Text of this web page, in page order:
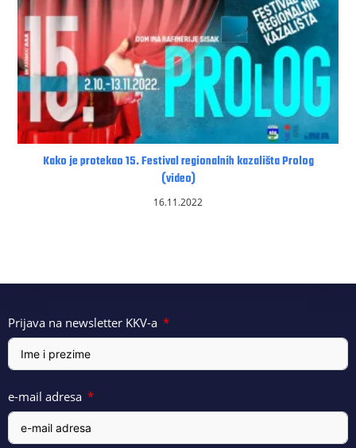
Kako je protekao 15. Festival regionalnih kazališta Prolog
(video)
16.11.2022
Prijava na newsletter KKV-a
e-mail adresa